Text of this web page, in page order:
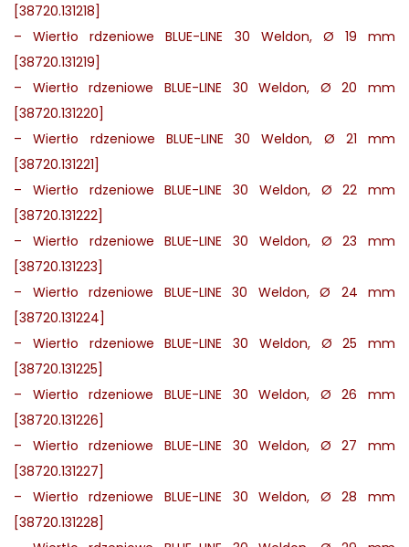
[38720.131218]
–Wiertło rdzeniowe BLUE-LINE 30 Weldon, Ø 19 mm
[38720.131219]
– Wiertło rdzeniowe BLUE-LINE 30 Weldon, Ø 20 mm
[38720.131220]
–Wiertło rdzeniowe BLUE-LINE 30 Weldon, Ø 21 mm
[38720.131221]
– Wiertło rdzeniowe BLUE-LINE 30 Weldon, Ø 22 mm
[38720.131222]
– Wiertło rdzeniowe BLUE-LINE 30 Weldon, Ø 23 mm
[38720.131223]
– Wiertło rdzeniowe BLUE-LINE 30 Weldon, Ø 24 mm
[38720.131224]
– Wiertło rdzeniowe BLUE-LINE 30 Weldon, Ø 25 mm
[38720.131225]
– Wiertło rdzeniowe BLUE-LINE 30 Weldon, Ø 26 mm
[38720.131226]
– Wiertło rdzeniowe BLUE-LINE 30 Weldon, Ø 27 mm
[38720.131227]
– Wiertło rdzeniowe BLUE-LINE 30 Weldon, Ø 28 mm
[38720.131228]